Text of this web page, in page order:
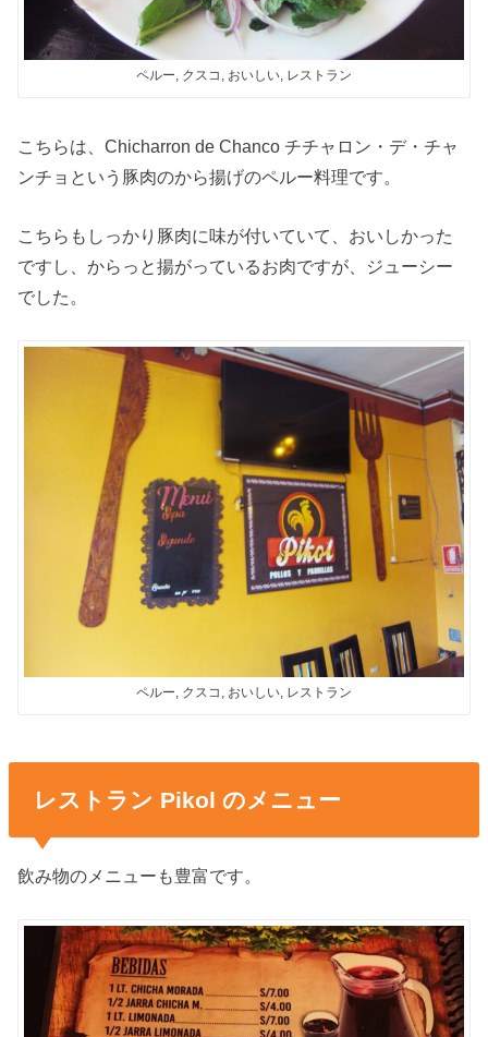
ペルー, クスコ, おいしい, レストラン
こちらは、Chicharron de Chanco チチャロン・デ・チャ
ンチョという豚肉のから揚げのペルー料理です。
こちらもしっかり豚肉に味が付いていて、おいしかった
ですし、からっと揚がっているお肉ですが、ジューシー
でした。
ペルー, クスコ, おいしい, レストラン
レストラン Pikol のメニュー
飲み物のメニューも豊富です。